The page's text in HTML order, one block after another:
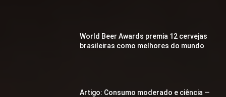
World Beer Awards premia 12 cervejas
brasileiras como melhores do mundo
Artigo: Consumo moderado e ciência —